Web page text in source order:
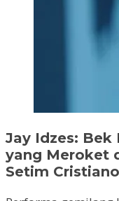
Jay Idzes: Bek
yang Meroket
Setim